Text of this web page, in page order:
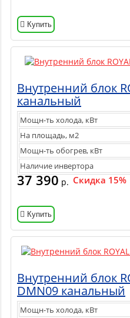
Купить
Внутренний блок
канальный
Мощн-ть холода, кВт
На площадь, м2
Мощн-ть обогрев, кВт
Наличие инвертора
37 390 р. Скидка 15%
Купить
Внутренний блок
DMN09 канальный
Мощн-ть холода, кВт